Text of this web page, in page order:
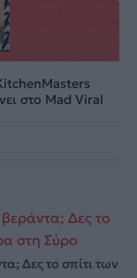
στο Mad Viral
Δες το σπίτι των